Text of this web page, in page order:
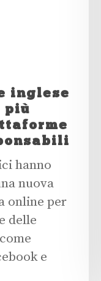
inglese
più
hanno
nuova
online per
delle
e